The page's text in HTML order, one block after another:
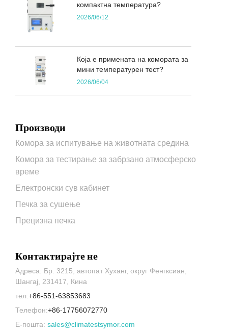
компактна температура?
2026/06/12
Која е примената на комората за
мини температурен тест?
2026/06/04
Производи
Комора за испитување на животната средина
Комора за тестирање за забрзано атмосферско
време
Електронски сув кабинет
Печка за сушење
Прецизна печка
Контактирајте не
Адреса: Бр. 3215, автопат Хуханг, округ Фенгксиан,
Шангај, 231417, Кина
тел:+86-551-63853683
Телефон:+86-17756072770
Е-пошта: sales@climatestsymor.com